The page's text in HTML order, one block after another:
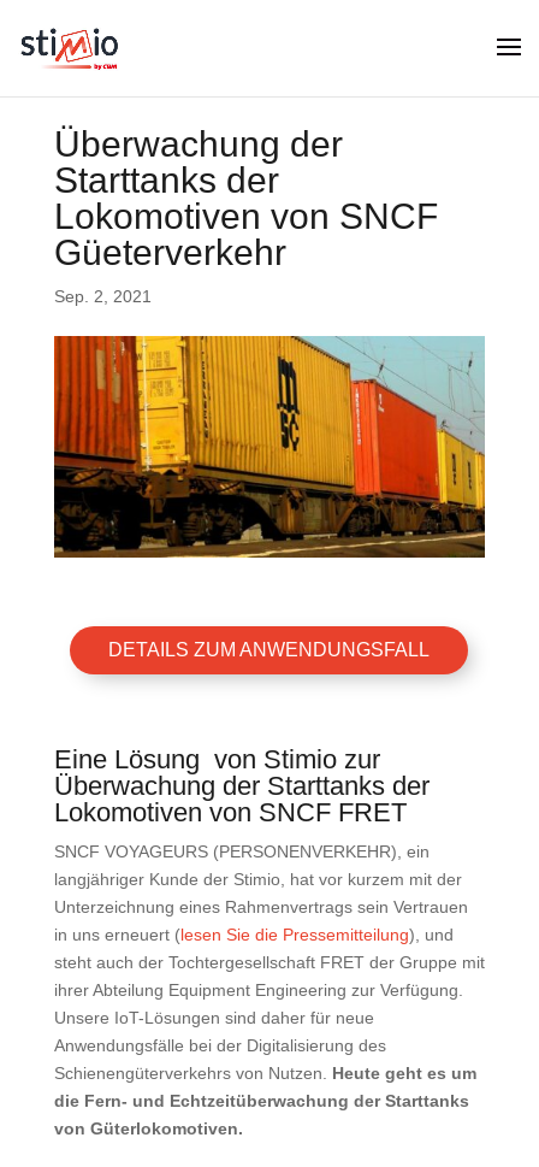
Überwachung der
Starttanks der
Lokomotiven von SNCF
Güeterverkehr
Sep. 2, 2021
DETAILS ZUM ANWENDUNGSFALL
Eine Lösung von Stimio zur
Überwachung der Starttanks der
Lokomotiven von SNCF FRET
SNCF VOYAGEURS (PERSONENVERKEHR), ein
langjähriger Kunde der Stimio, hat vor kurzem mit der
Unterzeichnung eines Rahmenvertrags sein Vertrauen
in uns erneuert (lesen Sie die Pressemitteilung), und
steht auch der Tochtergesellschaft FRET der Gruppe mit
ihrer Abteilung Equipment Engineering zur Verfügung.
Unsere IoT-Lösungen sind daher für neue
Anwendungsfälle bei der Digitalisierung des
Schienengüterverkehrs von Nutzen. Heute geht es um
die Fern- und Echtzeitüberwachung der Starttanks
von Güterlokomotiven.